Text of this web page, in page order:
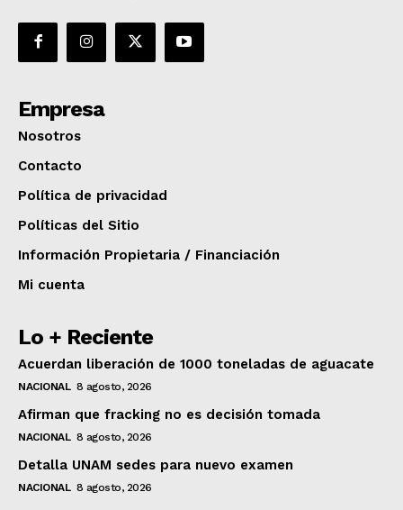
Empresa
Nosotros
Contacto
Política de privacidad
Políticas del Sitio
Información Propietaria / Financiación
Mi cuenta
Lo + Reciente
Acuerdan liberación de 1000 toneladas de aguacate
NACIONAL 8 agosto, 2026
Afirman que fracking no es decisión tomada
NACIONAL 8 agosto, 2026
Detalla UNAM sedes para nuevo examen
NACIONAL 8 agosto, 2026